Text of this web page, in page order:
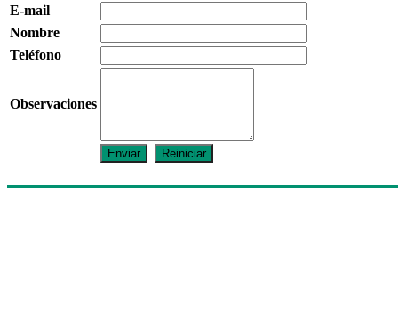
E-mail
Nombre
Teléfono
Observaciones